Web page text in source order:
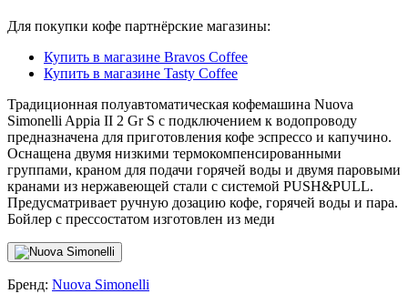
Для покупки кофе партнёрские магазины:
Купить в магазине Bravos Coffee
Купить в магазине Tasty Coffee
Традиционная полуавтоматическая кофемашина Nuova
Simonelli Appia II 2 Gr S с подключением к водопроводу
предназначена для приготовления кофе эспрессо и капучино.
Оснащена двумя низкими термокомпенсированными
группами, краном для подачи горячей воды и двумя паровыми
кранами из нержавеющей стали с системой PUSH&PULL.
Предусматривает ручную дозацию кофе, горячей воды и пара.
Бойлер с прессостатом изготовлен из меди
Бренд: Nuova Simonelli